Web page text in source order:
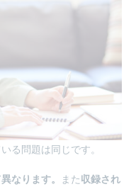
る問題は同じです。
なります。 また 収録され